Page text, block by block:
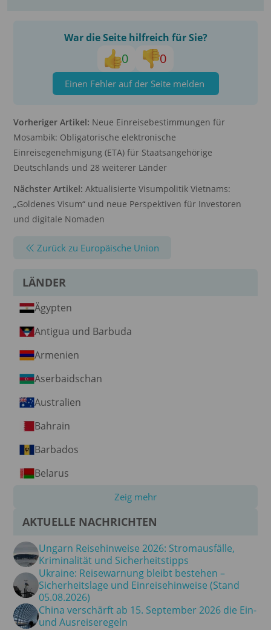
War die Seite hilfreich für Sie?
0 0
Einen Fehler auf der Seite melden
Vorheriger Artikel: Neue Einreisebestimmungen für
Mosambik: Obligatorische elektronische
Einreisegenehmigung (ETA) für Staatsangehörige
Deutschlands und 28 weiterer Länder
Nächster Artikel: Aktualisierte Visumpolitik Vietnams:
„Goldenes Visum“ und neue Perspektiven für Investoren
und digitale Nomaden
Zurück zu Europäische Union
LÄNDER
Ägypten
Antigua und Barbuda
Armenien
Aserbaidschan
Australien
Bahrain
Barbados
Belarus
Zeig mehr
AKTUELLE NACHRICHTEN
Ungarn Reisehinweise 2026: Stromausfälle,
Kriminalität und Sicherheitstipps
Ukraine: Reisewarnung bleibt bestehen –
Sicherheitslage und Einreisehinweise (Stand
05.08.2026)
China verschärft ab 15. September 2026 die Ein-
und Ausreiseregeln